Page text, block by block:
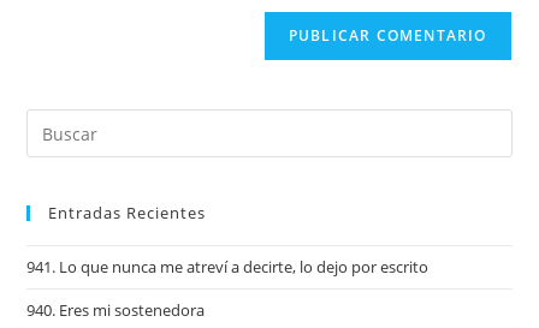
Entradas Recientes
941. Lo que nunca me atreví a decirte, lo dejo por escrito
940. Eres mi sostenedora